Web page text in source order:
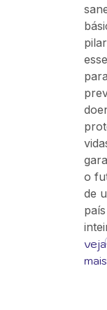
pilar
para
o
de
país
veja
mais